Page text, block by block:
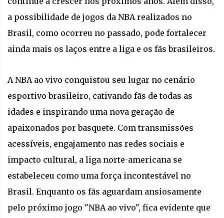
a possibilidade de jogos da NBA realizados no
Brasil, como ocorreu no passado, pode fortalecer
ainda mais os laços entre a liga e os fãs brasileiros.
A NBA ao vivo conquistou seu lugar no cenário
esportivo brasileiro, cativando fãs de todas as
idades e inspirando uma nova geração de
apaixonados por basquete. Com transmissões
acessíveis, engajamento nas redes sociais e
impacto cultural, a liga norte-americana se
estabeleceu como uma força incontestável no
Brasil. Enquanto os fãs aguardam ansiosamente
pelo próximo jogo "NBA ao vivo", fica evidente que